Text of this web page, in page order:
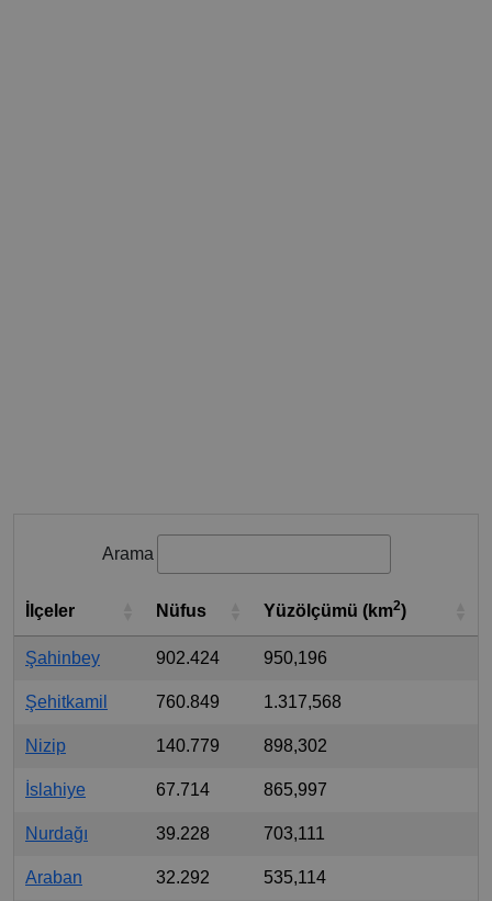
Arama
İlçeler Nüfus Yüzölçümü (km2)
Şahinbey 902.424 950,196
Şehitkamil 760.849 1.317,568
Nizip 140.779 898,302
İslahiye 67.714 865,997
Nurdağı 39.228 703,111
Araban 32.292 535,114